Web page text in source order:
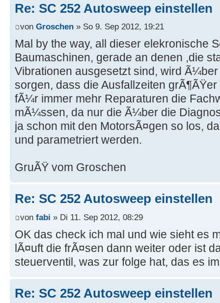
Re: SC 252 Autosweep einstellen
von Groschen » So 9. Sep 2012, 19:21
Mal by the way, all dieser elekronische
Baumaschinen, gerade an denen ,die
Vibrationen ausgesetzt sind, wird
sorgen, dass die Ausfallzeiten
fÃ¼r immer mehr Reparaturen die
mÃ¼ssen, da nur die Ã¼ber die
ja schon mit den MotorsÃ¤gen so los,
und parametriert werden.
GruÃŸ vom Groschen
Re: SC 252 Autosweep einstellen
von fabi » Di 11. Sep 2012, 08:29
OK das check ich mal und wie sieht es
lÃ¤uft die frÃ¤sen dann weiter oder ist
steuerventil, was zur folge hat, das es
Re: SC 252 Autosweep einstellen